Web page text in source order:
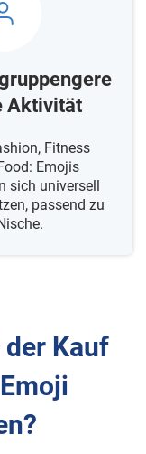
Aktivität
Fitness
Emojis
sich universell
passend zu
Kauf